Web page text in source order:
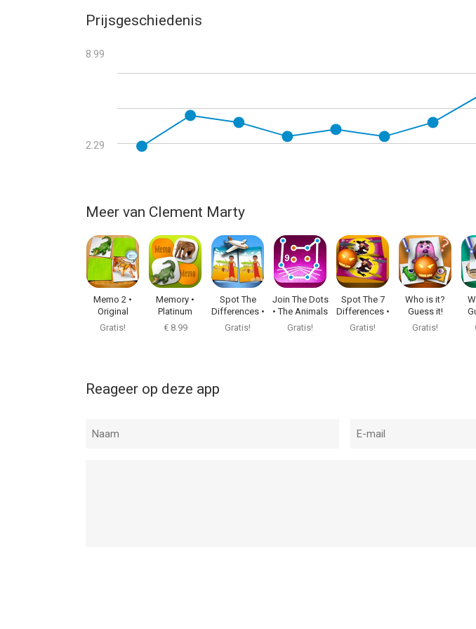
Deze update lost ook een probleem op waardoor het spel op sommige iPads kon
tikte.
Prijsgeschiedenis
8.99
2.29
Meer van Clement Marty
Memo 2 •
Original
Gratis!
Memory •
Platinum
€ 8.99
Spot The
Differences •
Classic
Gratis!
Join The Dots
• The Animals
Gratis!
Spot The 7
Differences •
Halloween
Gratis!
Who is it?
Guess it!
Halloween
Gratis!
Reageer op deze app